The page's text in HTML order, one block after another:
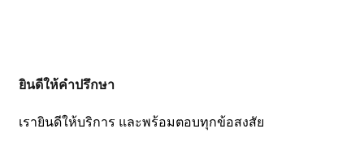
ยินดีให้คำปรึกษา
เรายินดีให้บริการ และพร้อมตอบทุกข้อสงสัย